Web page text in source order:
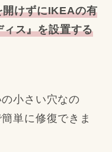
開けずにIKEAの有
ス』を設置する
小さい穴なの
単に修復できま